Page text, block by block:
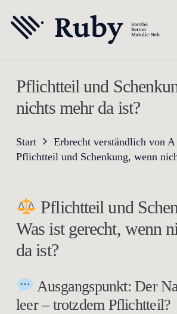
Pflichtteil und
nichts mehr da ist?
Start
Erbrecht verständlich von
Pflichtteil und Schenkung, wenn
Pflichtteil und
Was ist gerecht, wenn
da ist?
Ausgangspunkt: Der
leer – trotzdem Pflichtteil?